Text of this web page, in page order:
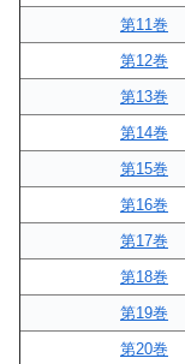
第11巻
第12巻
第13巻
第14巻
第15巻
第16巻
第17巻
第18巻
第19巻
第20巻